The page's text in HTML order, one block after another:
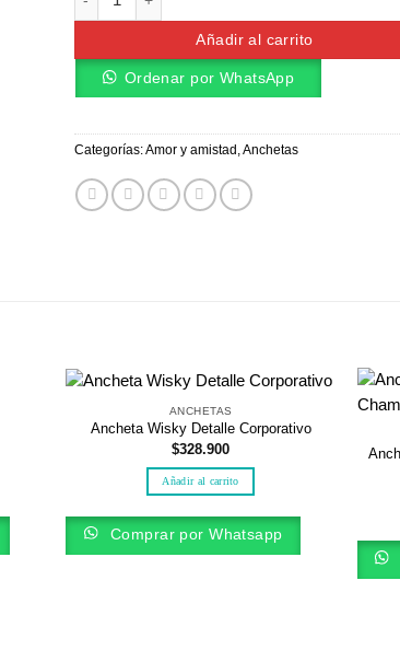
Añadir al carrito
Ordenar por WhatsApp
Categorías:Amor y amistad Anchetas
ANCHETAS
Ancheta Wisky Detalle Corporativo
$328.900
Añadir al carrito
Comprar por Whatsapp